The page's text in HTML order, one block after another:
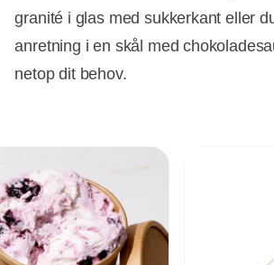
granité i glas med sukkerkant eller
anretning i en skål med
netop dit behov.